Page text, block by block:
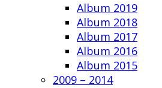
Album 2019
Album 2018
Album 2017
Album 2016
Album 2015
2009 – 2014